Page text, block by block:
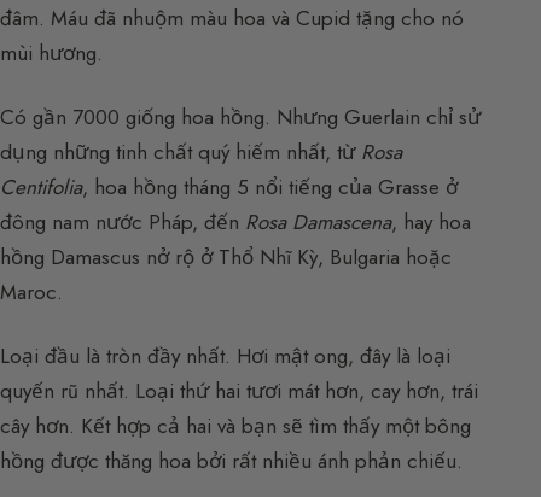
đâm. Máu đã nhuộm màu hoa và Cupid tặng cho nó
mùi hương.
Có gần 7000 giống hoa hồng. Nhưng Guerlain chỉ sử
dụng những tinh chất quý hiếm nhất, từ Rosa
Centifolia, hoa hồng tháng 5 nổi tiếng của Grasse ở
đông nam nước Pháp, đến Rosa Damascena, hay hoa
hồng Damascus nở rộ ở Thổ Nhĩ Kỳ, Bulgaria hoặc
Maroc.
Loại đầu là tròn đầy nhất. Hơi mật ong, đây là loại
quyến rũ nhất. Loại thứ hai tươi mát hơn, cay hơn, trái
cây hơn. Kết hợp cả hai và bạn sẽ tìm thấy một bông
hồng được thăng hoa bởi rất nhiều ánh phản chiếu.